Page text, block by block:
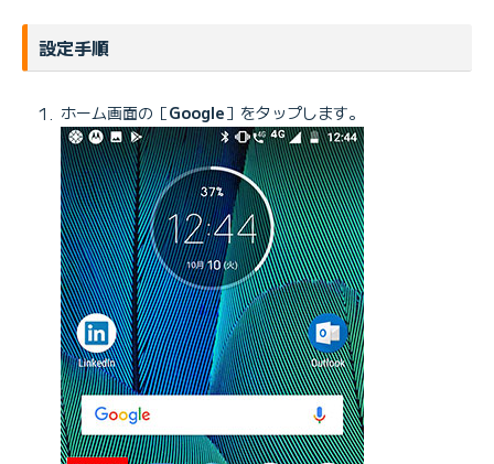
設定手順
ホーム画面の［Google］をタップします。